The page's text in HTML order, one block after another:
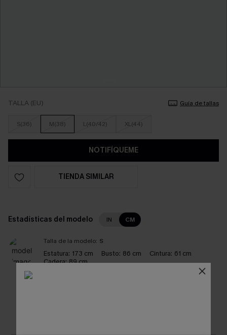
TALLA (EU) Guía de tallas
S(36) M(38) L(40/42) XL(44)
NOTIFÍQUEME
TIENDA SIMILAR
Estadísticas del modelo IN CM
Talla de la modelo: S
Estatura: 173 cm Busto: 86 cm Cintura: 61 cm
Cadera: 89 cm